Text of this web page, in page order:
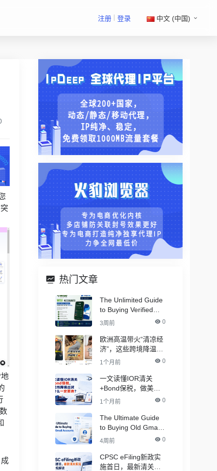
注册 | 登录 中文 (中国)
热门文章
The Unlimited Guide
to Buying Verified
PayPal Accounts –
3周前 0
欧洲高温带火“清凉经
济”，这些跨境降温品
类卖爆了！
1个月前 0
一文读懂IOR清关
+Bond保税，做美线
跨境出货为什么一定
1个月前 0
The Ultimate Guide
to Buying Old Gmail
Accounts
4周前 0
CPSC eFiling新政实
施首日，最新清关实